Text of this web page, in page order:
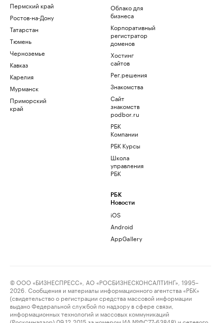
Пермский край
Ростов-на-Дону
Татарстан
Тюмень
Черноземье
Кавказ
Карелия
Мурманск
Приморский
край
Облако для
бизнеса
Корпоративный
регистратор
доменов
Хостинг
сайтов
Рег.решения
Знакомства
Сайт
знакомств
podbor.ru
РБК
Компании
РБК Курсы
Школа
управления
РБК
РБК
Новости
iOS
Android
AppGallery
© ООО «БИЗНЕСПРЕСС», АО «РОСБИЗНЕСКОНСАЛТИНГ», 1995–
2026. Сообщения и материалы информационного агентства «РБК»
(свидетельство о регистрации средства массовой информации
выдано Федеральной службой по надзору в сфере связи,
информационных технологий и массовых коммуникаций